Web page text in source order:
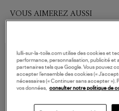
VOUS AIMEREZ AUSSI
lulli-sur-la-toile.com utilise des cookies et
performance, personnalisation, publicité et
partenaires tels que Google. Vous pouvez
accepter l’ensemble des cookies («
nécessaires (« Continuer sans accepter »).
vos données,
consulter notre politique de